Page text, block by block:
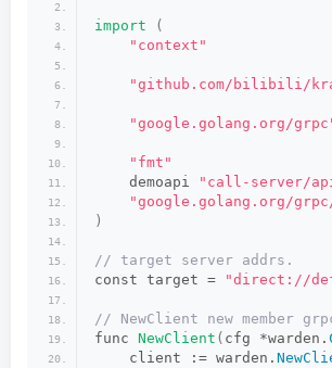
import
(
"context"
"github.com/bilibili/
"google.golang.org/
"fmt"
    demoapi
"call-server/
"google.golang.org/
)
// target server addrs.
const target =
"direct://
// NewClient new member
func NewClient ( cfg *warden.
    client := warden.